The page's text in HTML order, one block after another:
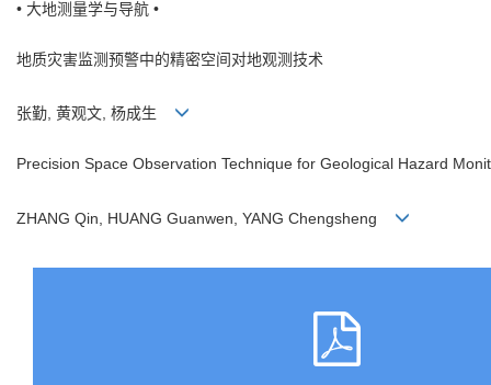
• 大地测量学与导航 •
地质灾害监测预警中的精密空间对地观测技术
张勤, 黄观文, 杨成生
Precision Space Observation Technique for Geological Hazard
ZHANG Qin, HUANG Guanwen, YANG Chengsheng